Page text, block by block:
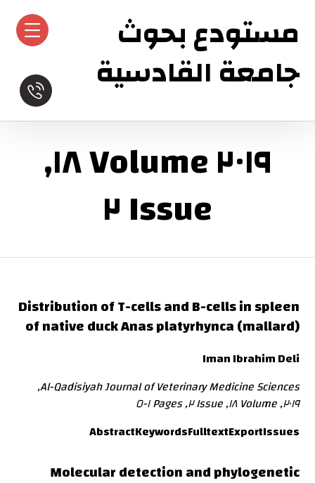
مستودع بحوث
جامعة القادسية
٢٠١٩ Volume ١٨,
Issue ٢
Distribution of T-cells and B-cells in spleen
of native duck Anas platyrhynca (mallard)
Iman Ibrahim Deli
Al-Qadisiyah Journal of Veterinary Medicine Sciences,
٢٠١٩, Volume ١٨, Issue ٢, Pages ١-٥
AbstractKeywordsFulltextExportIssues
Molecular detection and phylogenetic